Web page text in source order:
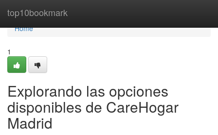
top10bookmark
Home
Home
1
Explorando las opciones
disponibles de CareHogar
Madrid